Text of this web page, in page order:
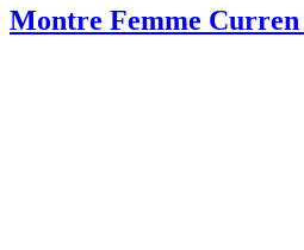
Montre Femme Curren